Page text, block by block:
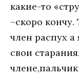
какие-то
–скоро
член распух
свои